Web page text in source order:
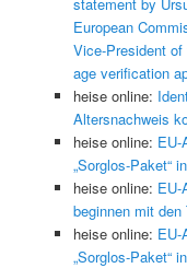
European
Vice-President
age verification
heise online:
Altersnachweis
heise online: EU-
„Sorglos-Paket“
heise online: EU-
beginnen mit den
heise online: EU-
„Sorglos-Paket“